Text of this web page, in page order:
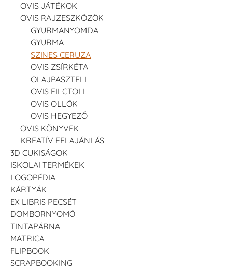
OVIS JÁTÉKOK
OVIS RAJZESZKÖZÖK
GYURMANYOMDA
GYURMA
SZINES CERUZA
OVIS ZSÍRKÉTA
OLAJPASZTELL
OVIS FILCTOLL
OVIS OLLÓK
OVIS HEGYEZŐ
OVIS KÖNYVEK
KREATÍV FELAJÁNLÁS
3D CUKISÁGOK
ISKOLAI TERMÉKEK
LOGOPÉDIA
KÁRTYÁK
EX LIBRIS PECSÉT
DOMBORNYOMÓ
TINTAPÁRNA
MATRICA
FLIPBOOK
SCRAPBOOKING